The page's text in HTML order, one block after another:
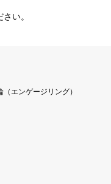
い。
（エンゲージリング）